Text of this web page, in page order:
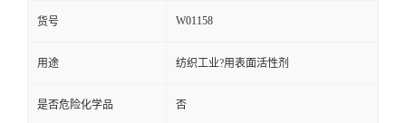
货号 W01158
用途 纺织工业?用表面活性剂
是否危险化学品 否